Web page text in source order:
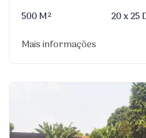
500 M²
20 x 25
Mais informações